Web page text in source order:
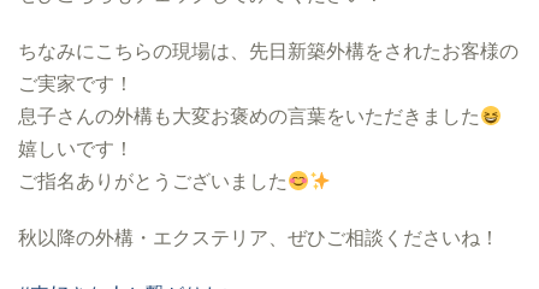
ちなみにこちらの現場は、先日新築外構をされたお客様の
ご実家です！
息子さんの外構も大変お褒めの言葉をいただきました
嬉しいです！
ご指名ありがとうございました
秋以降の外構・エクステリア、ぜひご相談くださいね！